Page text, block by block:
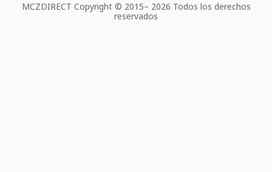
MCZDIRECT Copyright © 2015– 2026 Todos los derechos
reservados